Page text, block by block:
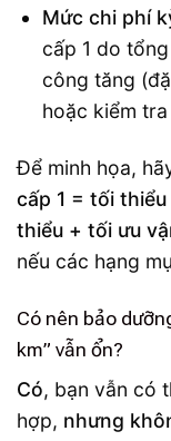
Mức chi phí
cấp 1 do
công tăng
hoặc kiểm
Để minh họa,
cấp 1 = tối
thiểu + tối ưu
nếu các hạng
Có nên bảo
km” vẫn ổn?
Có, bạn vẫn có
hợp, nhưng